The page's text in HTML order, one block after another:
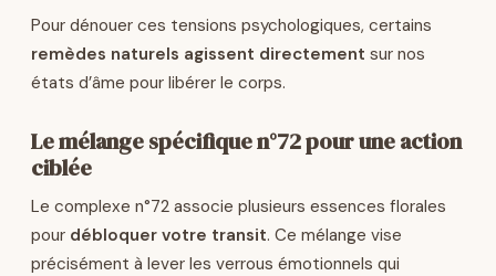
Pour dénouer ces tensions psychologiques, certains
remèdes naturels agissent directement sur nos
états d’âme pour libérer le corps.
Le mélange spécifique n°72 pour une action
ciblée
Le complexe n°72 associe plusieurs essences florales
pour débloquer votre transit. Ce mélange vise
précisément à lever les verrous émotionnels qui